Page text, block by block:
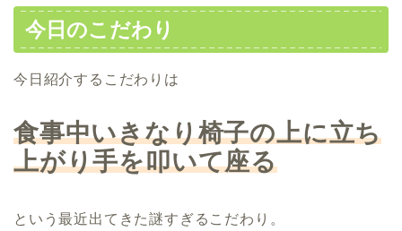
今日のこだわり
今日紹介するこだわりは
食事中いきなり椅子の上に立ち
上がり手を叩いて座る
という最近出てきた謎すぎるこだわり。